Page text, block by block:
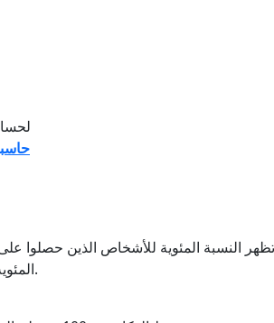
تظهر النسبة المئوية للأشخاص الذين حصلوا
المئوية 84 تعني أنك حصلت على درجة أعلى من 84% من السكان.